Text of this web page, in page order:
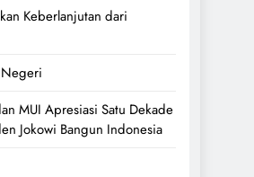
Keberlanjutan dari
MUI Apresiasi Satu Dekade
Jokowi Bangun Indonesia